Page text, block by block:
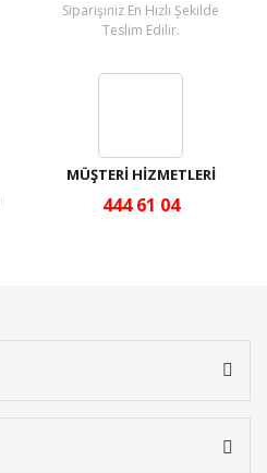
Siparişiniz En Hızlı Şekilde
Teslim Edilir.
MÜŞTERİ HİZMETLERİ
444 61 04